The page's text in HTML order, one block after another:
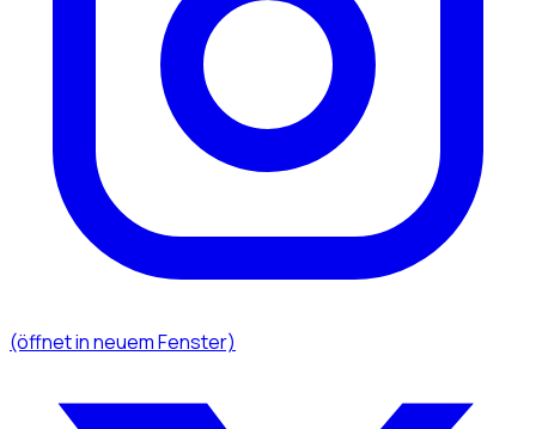
(öffnet in neuem Fenster)